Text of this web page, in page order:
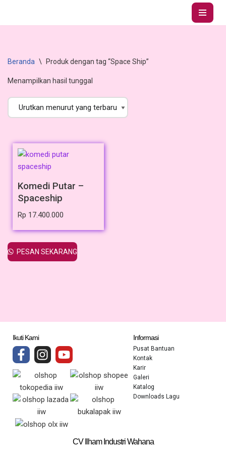
Lompat
Beranda \ Produk dengan tag “Space Ship”
Menampilkan hasil tunggal
Komedi Putar –
Spaceship
Rp 17.400.000
PESAN SEKARANG
CV Ilham Industri Wahana
Informasi
Pusat Bantuan
Kontak
Karir
Galeri
Katalog
Downloads Lagu
Ikuti Kami